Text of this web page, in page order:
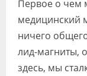
Первое о чем
медицинский
ничего
лид-магниты,
здесь, мы